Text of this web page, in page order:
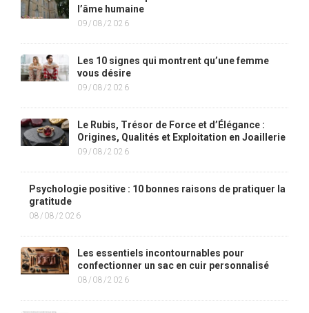
l’âme humaine
09/08/2026
Les 10 signes qui montrent qu’une femme
vous désire
09/08/2026
Le Rubis, Trésor de Force et d’Élégance :
Origines, Qualités et Exploitation en Joaillerie
09/08/2026
Psychologie positive : 10 bonnes raisons de pratiquer la
gratitude
08/08/2026
Les essentiels incontournables pour
confectionner un sac en cuir personnalisé
08/08/2026